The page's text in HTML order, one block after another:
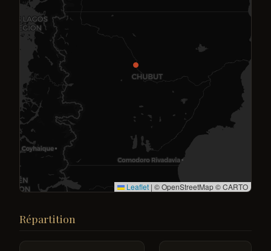
Leaflet | © OpenStreetMap © CARTO
Répartition